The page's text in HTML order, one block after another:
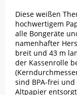
Diese weißen
hochwertigem
alle Bongeräte
namenhafter
breit und 43 m
der Kassenrolle
sind BPA-frei
Altpapier